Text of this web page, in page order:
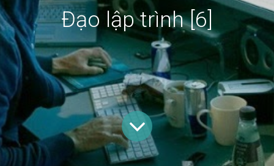
Đạo lập trình [6]